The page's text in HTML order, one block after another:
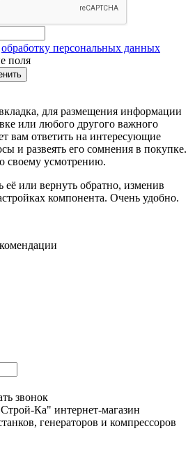
обработку персональных данных
поля
для размещения информации
или любого другого важного
вам ответить на интересующие
и развеять его сомнения в покупке.
своему усмотрению.
или вернуть обратно, изменив
компонента. Очень удобно.
звонок
Ка" интернет-магазин
генераторов и компрессоров